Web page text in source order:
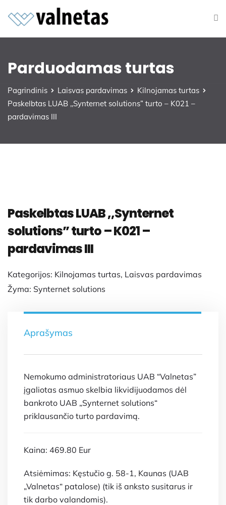
Parduodamas turtas
Pagrindinis Laisvas pardavimas
Kilnojamas turtas
Paskelbtas LUAB ,,Synternet solutions” turto – K021 –
pardavimas III
Paskelbtas LUAB ,,Synternet
solutions” turto – K021 –
pardavimas III
Kategorijos: Kilnojamas turtas, Laisvas pardavimas
Žyma: Synternet solutions
Aprašymas
Nemokumo administratoriaus UAB “Valnetas”
įgaliotas asmuo skelbia likvidijuodamos dėl
bankroto UAB „Synternet solutions“
priklausančio turto pardavimą.
Kaina: 469.80 Eur
Atsiėmimas: Kęstučio g. 58-1, Kaunas (UAB
„Valnetas“ patalose) (tik iš anksto susitarus ir
tik darbo valandomis).